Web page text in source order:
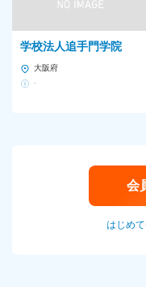
学校法人追手門学院
大阪府
-
会
はじめ